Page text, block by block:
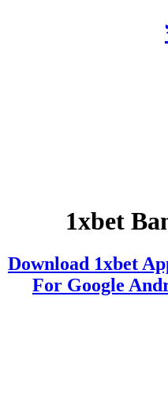
1xbet
Download 1xbet
For Google